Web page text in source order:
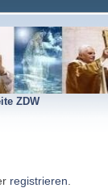
ZDW
registrieren